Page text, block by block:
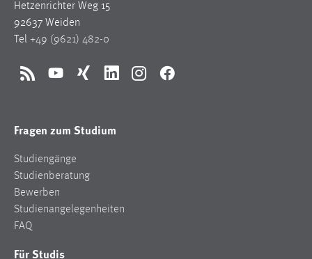
Hetzenrichter Weg 15
92637 Weiden
Tel +49 (9621) 482-0
RSS YouTubeXing LinkedInInstagramFacebook
Fragen zum Studium
Studiengänge
Studienberatung
Bewerben
Studienangelegenheiten
FAQ
Für Studis